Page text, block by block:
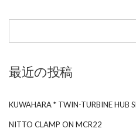
最近の投稿
KUWAHARA * TWIN-TURBINE HUB
NITTO CLAMP ON MCR22